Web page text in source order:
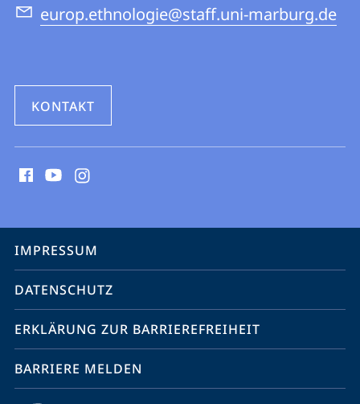
europ.ethnologie@staff.uni-marburg.de
KONTAKT
Media
Service-
Navigation
IMPRESSUM
DATENSCHUTZ
ERKLÄRUNG ZUR BARRIEREFREIHEIT
BARRIERE MELDEN